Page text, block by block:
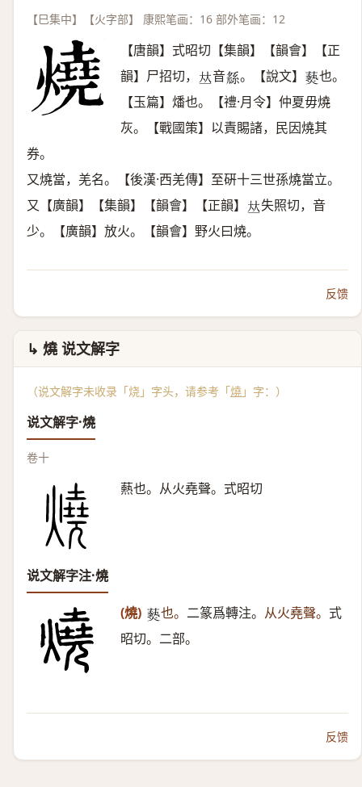
【巳集中】【火字部】 康熙笔画：16 部外笔画：12
【唐韻】式昭切【集韻】【韻會】【正
韻】尸招切， 𠀤音𤬖 。【說文】 𤑔 也。
【玉篇】燔也。【禮·月令】仲夏毋燒
灰。【戰國策】以責賜諸，民因燒其
券。
又燒當，羌名。【後漢·西羌傳】至硏十三世孫燒當立。
又【廣韻】【集韻】【韻會】【正韻】 𠀤失照切，音
少。【廣韻】放火。【韻會】野火曰燒。
反馈
↳ 燒 说文解字
（说文解字未收录「烧」字头，请参考「燒 」字：）
说文解字·燒
卷十
爇也。从火堯聲。式昭切
说文解字注·燒
(燒) 𤑔 也。 二篆爲轉注。 从火堯聲。 式
昭切。二部。
反馈